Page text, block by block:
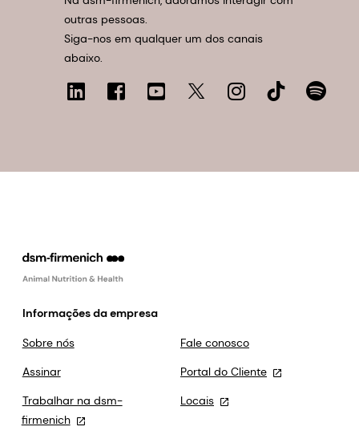
outras pessoas.
Siga-nos em qualquer um dos canais
abaixo.
Informações da empresa
Sobre nós
Fale conosco
Assinar
Portal do Cliente
Trabalhar na dsm-
firmenich
Locais